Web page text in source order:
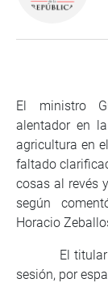
El ministro
alentador en
agricultura en
faltado
cosas al revés
según
Horacio
El titular del
sesión, por